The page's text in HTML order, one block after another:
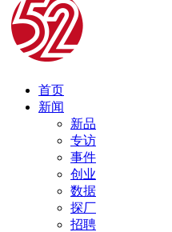
首页
新闻
新品
专访
事件
创业
数据
探厂
招聘